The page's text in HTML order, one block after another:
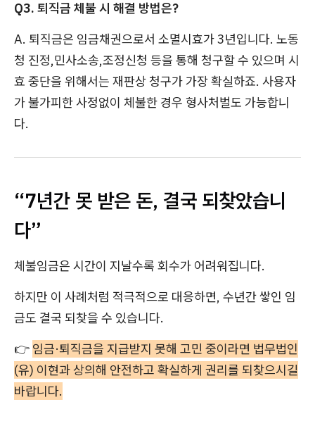
Q3. 퇴직금 체불 시 해결 방법은?
A. 퇴직금은 임금채권으로서 소멸시효가 3년입니다. 노동
청 진정,민사소송,조정신청 등을 통해 청구할 수 있으며 시
효 중단을 위해서는 재판상 청구가 가장 확실하죠. 사용자
가 불가피한 사정없이 체불한 경우 형사처벌도 가능합니
다.
“7년간 못 받은 돈, 결국 되찾았습니
다”
체불임금은 시간이 지날수록 회수가 어려워집니다.
하지만 이 사례처럼 적극적으로 대응하면, 수년간 쌓인 임
금도 결국 되찾을 수 있습니다.
👉 임금·퇴직금을 지급받지 못해 고민 중이라면 법무법인
(유) 이현과 상의해 안전하고 확실하게 권리를 되찾으시길
바랍니다.